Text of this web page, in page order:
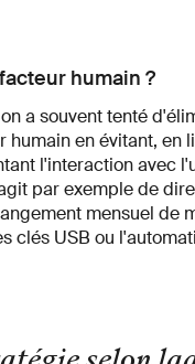
humain ?
a souvent tenté
humain en évitant, en
l'interaction avec
par exemple de
mensuel de
clés USB ou